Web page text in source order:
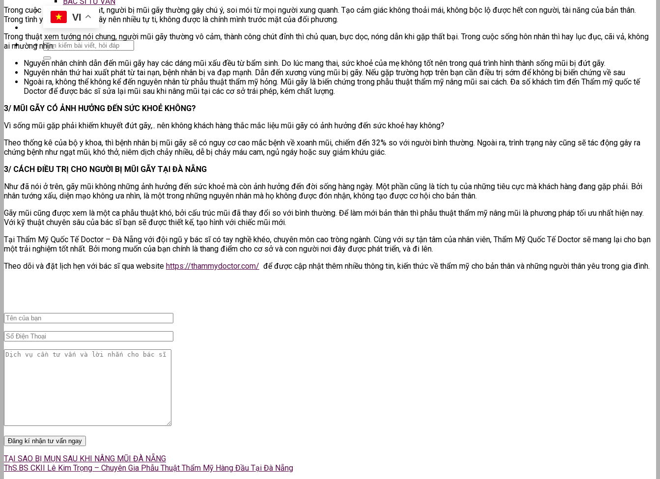
VI
Trong cuộc sống thường nhật, người bị mũi gãy thường gây chú ý, soi mói từ mọi người xung quanh. Tạo cảm giác không thoải mái, không bộc lộ được hết con người, tài năng của bản thân.
Trong tình yêu, từ đó cũng gây nên nhiều tự ti, không được là chính mình trước mặt của đối phương.
Trong thuật xem tướng nói chung, người mũi gãy thường vô cảm, thành công chút đỉnh thì chủ quan, bực dọc, nóng dẫn khi gặp thất bại. Trong cuộc sống hôn nhân thì hay lục đục, cãi vả, không
ai nhường nhịn.
Nguyên nhân chính dẫn đến mũi gãy hay các dáng mũi xấu đều từ bẩm sinh. Do lúc mang thai, sức khoẻ của mẹ không tốt nên trong quá trình hình thành sống mũi bị đứt gãy.
Nguyên nhân thứ hai xuất phát từ tai nạn, bệnh nhân bị va đạp mạnh. Dẫn đến xương vùng mũi bị gãy. Nếu gặp trường hợp trên bạn cần điều trị sớm để không bị biến chứng về sau
Ngoài ra, không thể không kể đến nguyên nhân từ phẫu thuật thẩm mỹ hỏng. Mũi gãy là biến chứng trong phẫu thuật thẩm mỹ nâng mũi sai cách. Đa số khách tìm đến Thẩm mỹ quốc tế
Doctor để được bác sĩ sửa lại mũi sau khi nâng mũi tại các cơ sở trái phép, kém chất lượng.
3/ MŨI GÃY CÓ ẢNH HƯỞNG ĐẾN SỨC KHOẺ KHÔNG?
Vì sống mũi gặp phải khiếm khuyết đứt gãy,.. nên không khách hàng thắc mắc liệu mũi gãy có ảnh hưởng đến sức khoẻ hay không?
Theo thống kê của bộ y khoa, thì bệnh nhân bị mũi gãy sẽ có nguy cơ cao mắc bệnh về xoanh mũi, chiếm đến 32% so với người bình thường. Ngoài ra, trình trạng này cũng sẽ tác động gây ra
chứng bệnh như ngạt mũi, khó thở, niêm dịch chảy nhiều, dễ bị chảy máu cam, ngủ ngáy hoặc suy giảm khứu giác.
3/ CÁCH ĐIỀU TRỊ CHO NGƯỜI BỊ MŨI GÃY TẠI ĐÀ NẴNG
Như đã nói ở trên, gãy mũi không những ảnh hưởng đến sức khoẻ mà còn ảnh hưởng đến đời sống hàng ngày. Một phần cũng là tích tụ của những tiêu cực mà khách hàng đang gặp phải. Bởi
nhân tướng xấu, diện mạo không ưa nhìn, là một trong những nguyên nhân mà họ không được đón nhận, không tạo được cơ hội cho bản thân.
Gãy mũi cũng được xem là một ca phẫu thuật khó, bởi cấu trúc mũi đã thay đổi so với bình thường. Để làm mới bản thân thì phẫu thuật thẩm mỹ nâng mũi là phương pháp tối ưu nhất hiện nay.
Với kỹ thuật chuyên sâu của bác sĩ bạn sẽ được thiết kế, tạo hình với chiếc mũi mới.
Tại Thẩm Mỹ Quốc Tế Doctor – Đà Nẵng với đội ngũ y bác sĩ có tay nghề khéo, chuyên môn cao tròng ngành. Cùng với sự tận tâm của nhân viên, Thẩm Mỹ Quốc Tế Doctor sẽ mang lại cho bạn
một trải nghiệm tốt nhất. Bởi mong muốn của bạn chính là thang điểm cho cơ sở và con người nơi đây được phát triển, và đi lên.
Theo dõi và đặt lịch hẹn với bác sĩ qua website https://thammydoctor.com/ để được cập nhật thêm nhiều thông tin, kiến thức về thẩm mỹ cho bản thân và những người thân yêu trong gia đình.
TẠI SAO BỊ MỤN SAU KHI NÂNG MŨI ĐÀ NẴNG
ThS.BS CKII Lê Kim Trọng – Chuyên Gia Phẫu Thuật Thẩm Mỹ Hàng Đầu Tại Đà Nẵng